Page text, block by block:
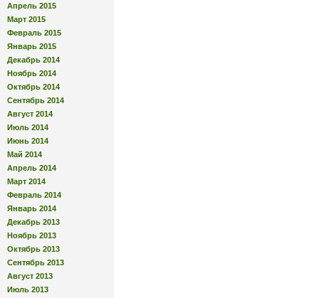
Апрель 2015
Март 2015
Февраль 2015
Январь 2015
Декабрь 2014
Ноябрь 2014
Октябрь 2014
Сентябрь 2014
Август 2014
Июль 2014
Июнь 2014
Май 2014
Апрель 2014
Март 2014
Февраль 2014
Январь 2014
Декабрь 2013
Ноябрь 2013
Октябрь 2013
Сентябрь 2013
Август 2013
Июль 2013